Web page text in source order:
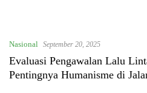
Nasional September 20, 2025
Evaluasi Pengawalan Lalu
Pentingnya Humanisme di